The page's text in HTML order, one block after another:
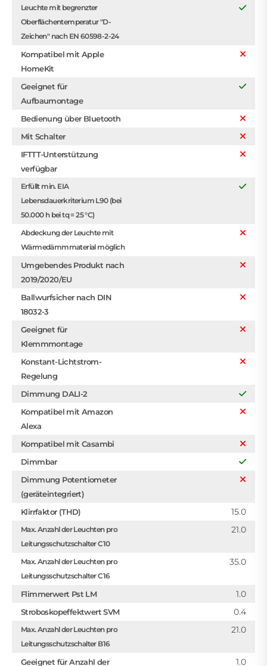
Leuchte mit begrenzter
Oberflächentemperatur "D-
Zeichen" nach EN 60598-2-24
Kompatibel mit Apple
HomeKit
Geeignet für
Aufbaumontage
Bedienung über Bluetooth
Mit Schalter
IFTTT-Unterstützung
verfügbar
Erfüllt min. EIA
Lebensdauerkriterium L90 (bei
50.000 h bei tq = 25 °C)
Abdeckung der Leuchte mit
Wärmedämmmaterial möglich
Umgebendes Produkt nach
2019/2020/EU
Ballwurfsicher nach DIN
18032-3
Geeignet für
Klemmmontage
Konstant-Lichtstrom-
Regelung
Dimmung DALI-2
Kompatibel mit Amazon
Alexa
Kompatibel mit Casambi
Dimmbar
Dimmung Potentiometer
(geräteintegriert)
Klirrfaktor (THD)
15.0
Max. Anzahl der Leuchten pro
Leitungsschutzschalter C10
21.0
Max. Anzahl der Leuchten pro
Leitungsschutzschalter C16
35.0
Flimmerwert Pst LM 1.0
Stroboskopeffektwert SVM 0.4
Max. Anzahl der Leuchten pro
Leitungsschutzschalter B16
21.0
Geeignet für Anzahl der 1.0